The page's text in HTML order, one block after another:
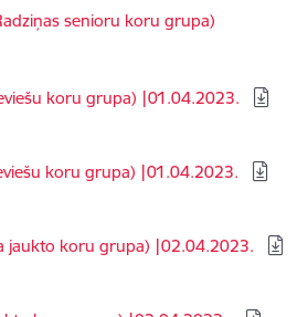
senioru koru grupa)
koru grupa) |01.04.2023.
koru grupa) |01.04.2023.
jaukto koru grupa) |02.04.2023.